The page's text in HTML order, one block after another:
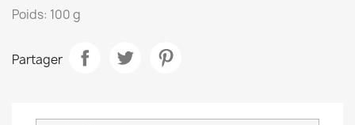
Poids: 100 g
Partager